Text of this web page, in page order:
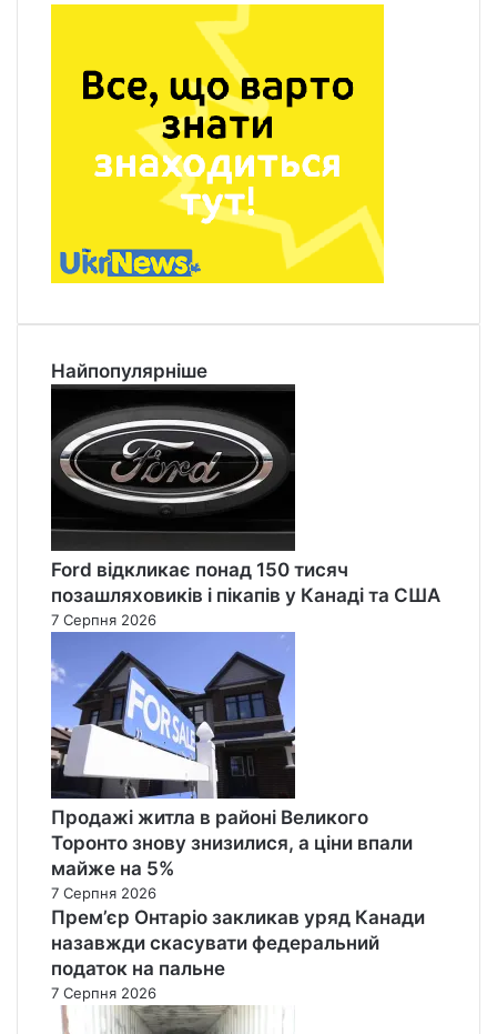
Найпопулярніше
Ford відкликає понад 150 тисяч
позашляховиків і пікапів у Канаді та США
7 Серпня 2026
Продажі житла в районі Великого
Торонто знову знизилися, а ціни впали
майже на 5%
7 Серпня 2026
Прем’єр Онтаріо закликав уряд Канади
назавжди скасувати федеральний
податок на пальне
7 Серпня 2026